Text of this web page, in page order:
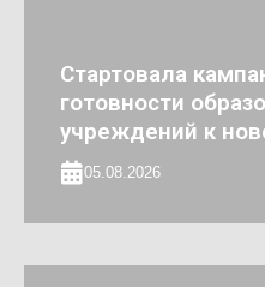
Стартовала
готовности
учреждений к
05.08.2026